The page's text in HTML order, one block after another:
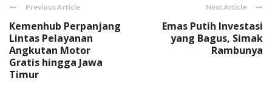
Previous Article
Kemenhub Perpanjang
Lintas Pelayanan
Angkutan Motor
Gratis hingga Jawa
Timur
Next Article
Emas Putih Investasi
yang Bagus, Simak
Rambunya